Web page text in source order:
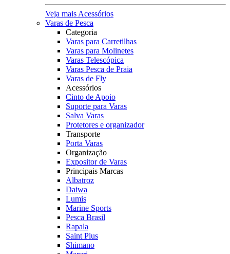
Veja mais Acessórios
Varas de Pesca
Categoria
Varas para Carretilhas
Varas para Molinetes
Varas Telescópica
Varas Pesca de Praia
Varas de Fly
Acessórios
Cinto de Apoio
Suporte para Varas
Salva Varas
Protetores e organizador
Transporte
Porta Varas
Organização
Expositor de Varas
Principais Marcas
Albatroz
Daiwa
Lumis
Marine Sports
Pesca Brasil
Rapala
Saint Plus
Shimano